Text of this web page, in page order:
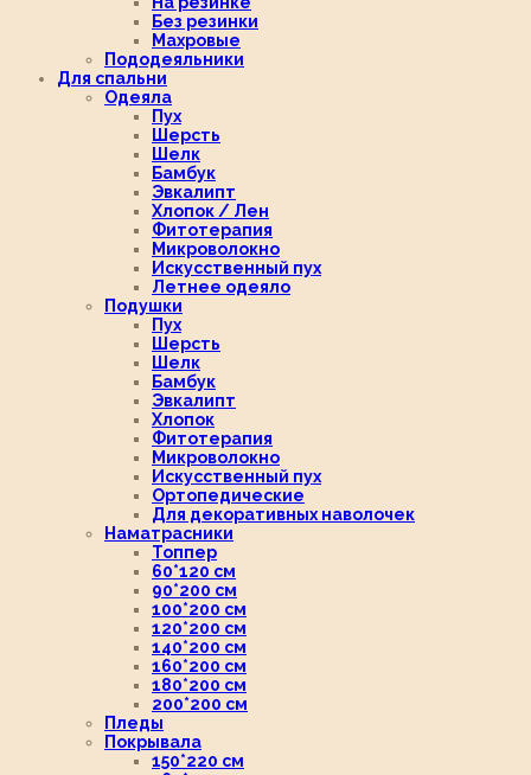
Без резинки
Махровые
Пододеяльники
Для спальни
Одеяла
Пух
Шерсть
Шелк
Бамбук
Эвкалипт
Хлопок / Лен
Фитотерапия
Микроволокно
Искусственный пух
Летнее одеяло
Подушки
Пух
Шерсть
Шелк
Бамбук
Эвкалипт
Хлопок
Фитотерапия
Микроволокно
Искусственный пух
Ортопедические
Для декоративных наволочек
Наматрасники
Топпер
60*120 см
90*200 см
100*200 см
120*200 см
140*200 см
160*200 см
180*200 см
200*200 см
Пледы
Покрывала
150*220 см